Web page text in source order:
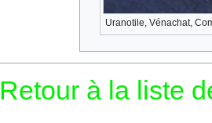
Uranotile, Vénachat,
Retour à la liste